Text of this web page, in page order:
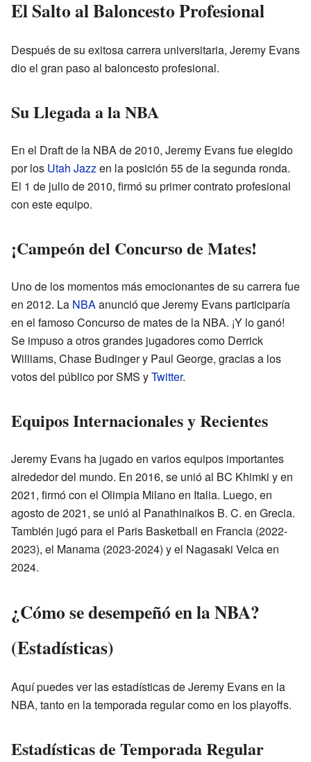
El Salto al Baloncesto Profesional
Después de su exitosa carrera universitaria, Jeremy Evans
dio el gran paso al baloncesto profesional.
Su Llegada a la NBA
En el Draft de la NBA de 2010, Jeremy Evans fue elegido
por los Utah Jazzen la posición 55 de la segunda ronda.
El 1 de julio de 2010, firmó su primer contrato profesional
con este equipo.
¡Campeón del Concurso de Mates!
Uno de los momentos más emocionantes de su carrera fue
en 2012. La NBAanunció que Jeremy Evans participaría
en el famoso Concurso de mates de la NBA. ¡Y lo ganó!
Se impuso a otros grandes jugadores como Derrick
Williams, Chase Budinger y Paul George, gracias a los
votos del público por SMS yTwitter.
Equipos Internacionales y Recientes
Jeremy Evans ha jugado en varios equipos importantes
alrededor del mundo. En 2016, se unió al BC Khimki y en
2021, firmó con el Olimpia Milano en Italia. Luego, en
agosto de 2021, se unió al Panathinaikos B. C. en Grecia.
También jugó para el Paris Basketball en Francia (2022-
2023), el Manama (2023-2024) y el Nagasaki Velca en
2024.
¿Cómo se desempeñó en la NBA?
(Estadísticas)
Aquí puedes ver las estadísticas de Jeremy Evans en la
NBA, tanto en la temporada regular como en los playoffs.
Estadísticas de Temporada Regular